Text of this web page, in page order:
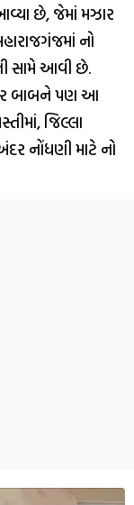
છે, જેમાં મઝાર
નો
સામે આવી છે.
બાબને પણ આ
જિલ્લા
નોંધણી માટે નો